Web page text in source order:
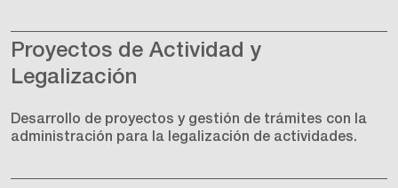
Proyectos de Actividad y
Legalización
Desarrollo de proyectos y gestión de trámites con la
administración para la legalización de actividades.